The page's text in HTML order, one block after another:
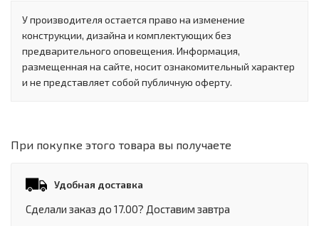
У производителя остается право на изменение
конструкции, дизайна и комплектующих без
предварительного оповещения. Информация,
размещенная на сайте, носит ознакомительный характер
и не представляет собой публичную оферту.
При покупке этого товара вы получаете
Удобная доставка
Сделали заказ до 17.00? Доставим завтра